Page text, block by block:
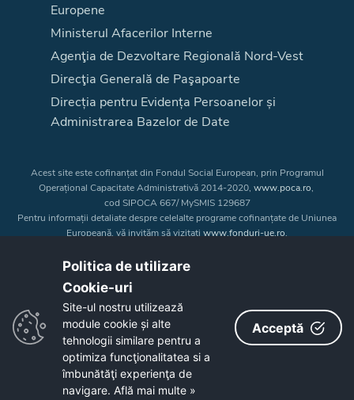
Europene
Ministerul Afacerilor Interne
Agenţia de Dezvoltare Regională Nord-Vest
Direcţia Generală de Paşapoarte
Direcția pentru Evidența Persoanelor și
Administrarea Bazelor de Date
Acest site este cofinanțat din Fondul Social European, prin Programul
Operațional Capacitate Administrativă 2014-2020, www.poca.ro,
cod SIPOCA 667/ MySMIS 129687
Pentru informații detaliate despre celelalte programe cofinanțate de Uniunea
Europeană, vă invităm să vizitați www.fonduri-ue.ro.
a Uniunii Europene. Întreaga responsabilitate asupra
Copyright © 2026 - Consiliul Judeţean Bistrița-Năsăud
Politica de utilizare
Cookie-uri‎
Site-ul nostru utilizează
module cookie și alte
tehnologii similare pentru a
optimiza funcţionalitatea si a
îmbunătăţi experienţa de
navigare. Află mai multe »
Acceptă